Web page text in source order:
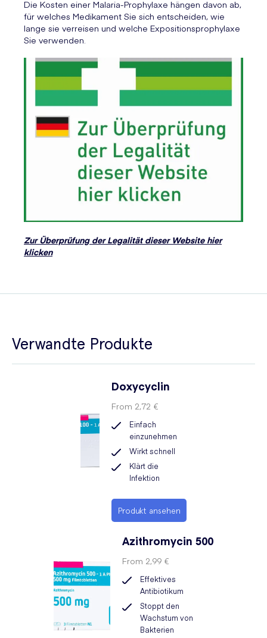
Die Kosten einer Malaria-Prophylaxe hängen davon ab,
für welches Medikament Sie sich entscheiden, wie
lange sie verreisen und welche Expositionsprophylaxe
Sie verwenden.
Zur Überprüfung der Legalität dieser Website hier
klicken
Verwandte Produkte
Doxycyclin
From 2,72 €
Einfach
einzunehmen
Wirkt schnell
Klärt die
Infektion
Produkt ansehen
Azithromycin 500
From 2,99 €
Effektives
Antibiotikum
Stoppt den
Wachstum von
Bakterien